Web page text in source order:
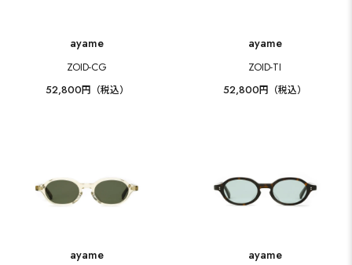
ayame
ZOID-CG
52,800円（税込）
ayame
ZOID-TI
52,800円（税込）
ayame ayame